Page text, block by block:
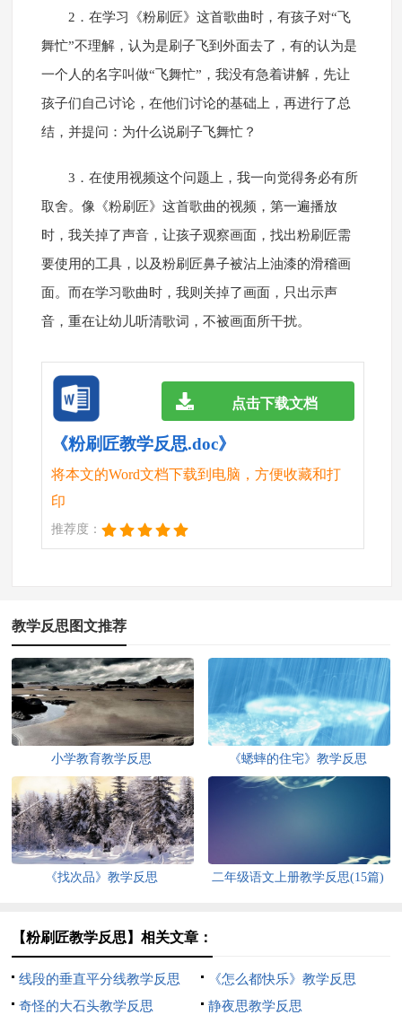
2．在学习《粉刷匠》这首歌曲时，有孩子对“飞
舞忙”不理解，认为是刷子飞到外面去了，有的认为是
一个人的名字叫做“飞舞忙”，我没有急着讲解，先让
孩子们自己讨论，在他们讨论的基础上，再进行了总
结，并提问：为什么说刷子飞舞忙？
3．在使用视频这个问题上，我一向觉得务必有所
取舍。像《粉刷匠》这首歌曲的视频，第一遍播放
时，我关掉了声音，让孩子观察画面，找出粉刷匠需
要使用的工具，以及粉刷匠鼻子被沾上油漆的滑稽画
面。而在学习歌曲时，我则关掉了画面，只出示声
音，重在让幼儿听清歌词，不被画面所干扰。
《粉刷匠教学反思.doc》
将本文的Word文档下载到电脑，方便收藏和打
印
推荐度：
点击下载文档
教学反思图文推荐
小学教育教学反思 《蟋蟀的住宅》教学反思
《找次品》教学反思 二年级语文上册教学反思(15篇)
【粉刷匠教学反思】相关文章：
线段的垂直平分线教学反思
《怎么都快乐》教学反思
奇怪的大石头教学反思
静夜思教学反思